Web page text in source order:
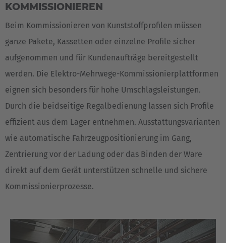
Deutschland
Deutsch
España
Español
France
Français
Great Britain
English
Italia
Italiano
Français Deutsch
KOMMISSIONIEREN
Beim Kommissionieren von Kunststoffprofilen müssen
ganze Pakete, Kassetten oder einzelne Profile sicher
aufgenommen und für Kundenaufträge bereitgestellt
werden. Die Elektro-Mehrwege-Kommissionierplattformen
eignen sich besonders für hohe Umschlagsleistungen.
Durch die beidseitige Regalbedienung lassen sich Profile
effizient aus dem Lager entnehmen. Ausstattungsvarianten
wie automatische Fahrzeugpositionierung im Gang,
Zentrierung vor der Ladung oder das Binden der Ware
direkt auf dem Gerät unterstützen schnelle und sichere
Kommissionierprozesse.